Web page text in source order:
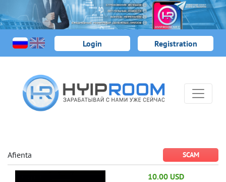
Login Registration
Afienta SCAM
10.00 USD